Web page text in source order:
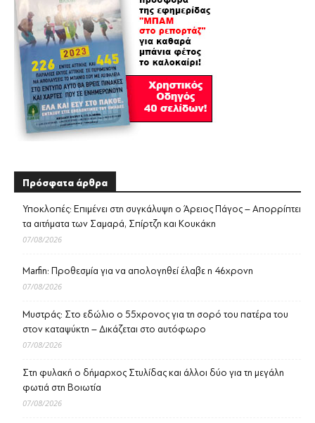
Πρόσφατα άρθρα
Υποκλοπές: Επιμένει στη συγκάλυψη ο Άρειος Πάγος – Απορρίπτει
τα αιτήματα των Σαμαρά, Σπίρτζη και Κουκάκη
07/08/2026
Marfin: Προθεσμία για να απολογηθεί έλαβε η 46χρονη
07/08/2026
Μυστράς: Στο εδώλιο ο 55χρονος για τη σορό του πατέρα του
στον καταψύκτη – Δικάζεται στο αυτόφωρο
07/08/2026
Στη φυλακή ο δήμαρχος Στυλίδας και άλλοι δύο για τη μεγάλη
φωτιά στη Βοιωτία
07/08/2026